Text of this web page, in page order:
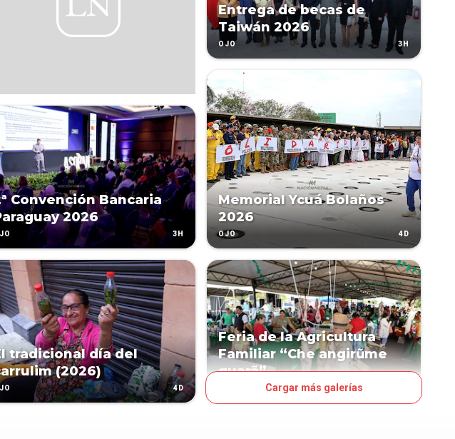
Convención Bancaria
2026
3H
Entrega de becas de
Taiwán 2026
OJO 3H
Memorial Ycuá Bolaños
2026
OJO 4D
tradicional día del
(2026)
4D
Feria de la Agricultura
Familiar “Che angirũme
guarã”
Cargar más galerías